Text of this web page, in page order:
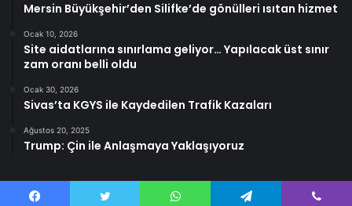
Mersin Büyükşehir’den Silifke’de gönülleri ısıtan hizmet
Ocak 10, 2026
Site aidatlarına sınırlama geliyor… Yapılacak üst sınır
zam oranı belli oldu
Ocak 30, 2026
Sivas’ta KGYS ile Kaydedilen Trafik Kazaları
Ağustos 20, 2025
Trump: Çin ile Anlaşmaya Yaklaşıyoruz